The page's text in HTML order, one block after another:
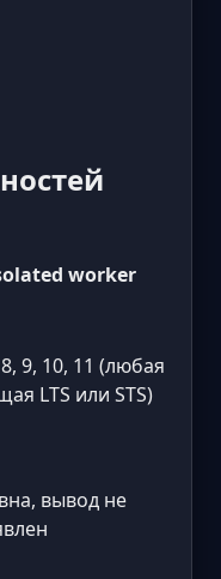
worker
9, 10, 11 (любая
LTS или STS)
вывод не